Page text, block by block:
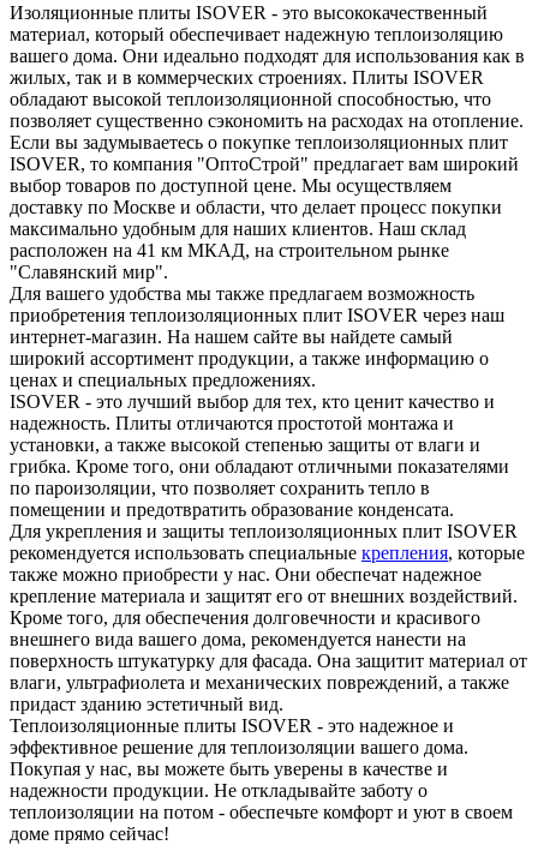
Изоляционные плиты ISOVER - это высококачественный
материал, который обеспечивает надежную теплоизоляцию
вашего дома. Они идеально подходят для использования как в
жилых, так и в коммерческих строениях. Плиты ISOVER
обладают высокой теплоизоляционной способностью, что
позволяет существенно сэкономить на расходах на отопление.
Если вы задумываетесь о покупке теплоизоляционных плит
ISOVER, то компания "ОптоСтрой" предлагает вам широкий
выбор товаров по доступной цене. Мы осуществляем
доставку по Москве и области, что делает процесс покупки
максимально удобным для наших клиентов. Наш склад
расположен на 41 км МКАД, на строительном рынке
"Славянский мир".
Для вашего удобства мы также предлагаем возможность
приобретения теплоизоляционных плит ISOVER через наш
интернет-магазин. На нашем сайте вы найдете самый
широкий ассортимент продукции, а также информацию о
ценах и специальных предложениях.
ISOVER - это лучший выбор для тех, кто ценит качество и
надежность. Плиты отличаются простотой монтажа и
установки, а также высокой степенью защиты от влаги и
грибка. Кроме того, они обладают отличными показателями
по пароизоляции, что позволяет сохранить тепло в
помещении и предотвратить образование конденсата.
Для укрепления и защиты теплоизоляционных плит ISOVER
рекомендуется использовать специальные крепления, которые
также можно приобрести у нас. Они обеспечат надежное
крепление материала и защитят его от внешних воздействий.
Кроме того, для обеспечения долговечности и красивого
внешнего вида вашего дома, рекомендуется нанести на
поверхность штукатурку для фасада. Она защитит материал от
влаги, ультрафиолета и механических повреждений, а также
придаст зданию эстетичный вид.
Теплоизоляционные плиты ISOVER - это надежное и
эффективное решение для теплоизоляции вашего дома.
Покупая у нас, вы можете быть уверены в качестве и
надежности продукции. Не откладывайте заботу о
теплоизоляции на потом - обеспечьте комфорт и уют в своем
доме прямо сейчас!